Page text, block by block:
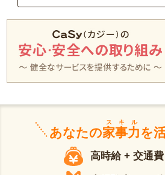
あなたの家事力
スキル
を
高時給 + 交通費